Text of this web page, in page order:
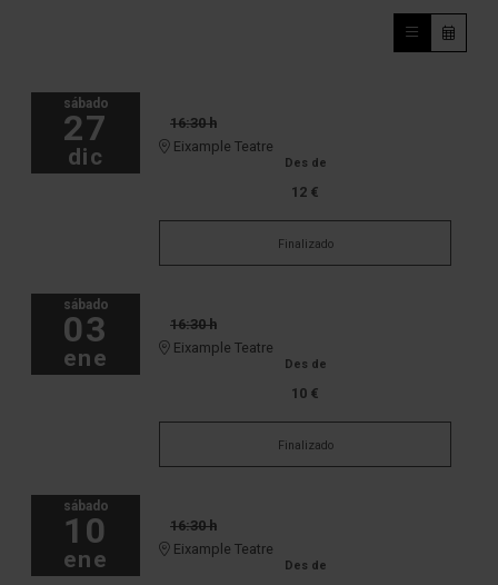
sábado
27
dic
16:30 h
Eixample Teatre
Des de
12 €
Finalizado
sábado
03
ene
16:30 h
Eixample Teatre
Des de
10 €
Finalizado
sábado
10
ene
16:30 h
Eixample Teatre
Des de